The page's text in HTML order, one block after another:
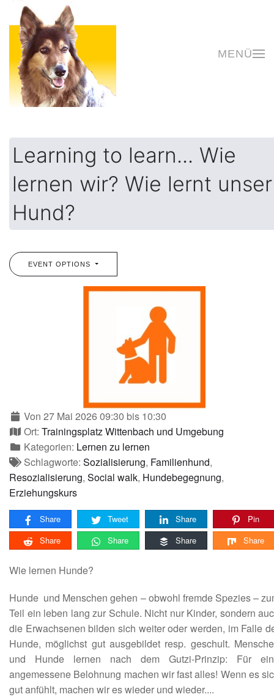
Zum Hauptinhalt springen
MENÜ
Learning to learn... Wie
lernen wir? Wie lernt unser
Hund?
EVENT OPTIONS
Von 27 Mai 2026 09:30 bis 10:30
Ort: Trainingsplatz Wittenbach und Umgebung
Kategorien: Lernen zu lernen
Schlagworte: Sozialisierung, Familienhund,
Resozialisierung, Social walk, Hundebegegnung,
Erziehungskurs
Share Tweet Share
Pin
Share
Share Share Share
Wie lernen Hunde?
Hunde und Menschen gehen – obwohl fremde Spezies –
Teil ein leben lang zur Schule. Nicht nur Kinder, sondern
die Erwachsenen bilden sich weiter oder werden, im Falle
Hunde, möglichst gut ausgebildet resp. geschult.
und Hunde lernen nach dem Gutzi-Prinzip: Für
angemessene Belohnung machen wir fast alles! Wenn es
gut anfühlt, machen wir es wieder und wieder....